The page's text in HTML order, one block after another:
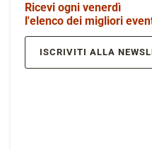
Ricevi ogni venerdì
l'elenco dei migliori
ISCRIVITI ALLA